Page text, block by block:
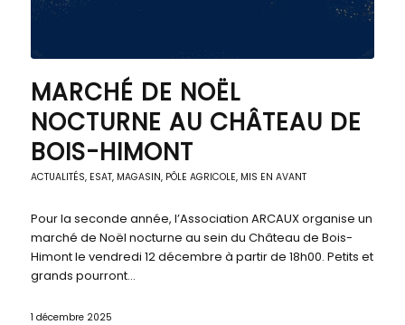
MARCHÉ DE NOËL
NOCTURNE AU CHÂTEAU DE
BOIS-HIMONT
ACTUALITÉS, ESAT, MAGASIN, PÔLE AGRICOLE, MIS EN AVANT
Pour la seconde année, l’Association ARCAUX organise un
marché de Noël nocturne au sein du Château de Bois-
Himont le vendredi 12 décembre à partir de 18h00. Petits et
grands pourront…
1 décembre 2025